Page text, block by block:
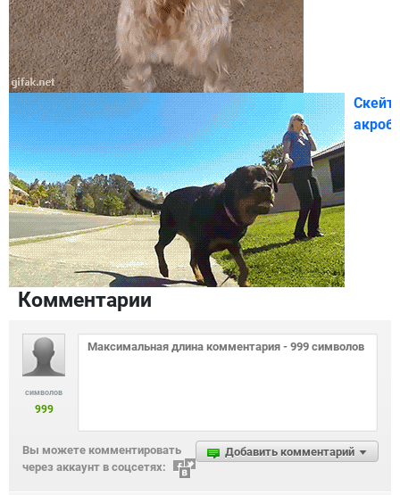
Комментарии
символов
999
Добавить комментарий
Вы можете комментировать
через аккаунт в соцсетях: